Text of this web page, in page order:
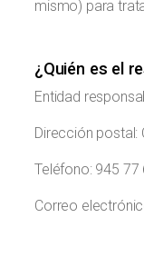
mismo) para
¿Quién es el
Entidad
Dirección postal:
Teléfono: 945 77
Correo